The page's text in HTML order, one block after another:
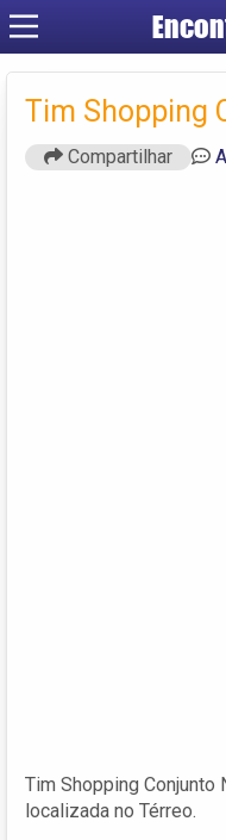
Tim Shopping
Compartilhar
Tim Shopping Conjunto
localizada no Térreo.